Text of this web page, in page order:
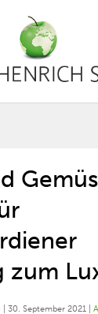
zum
|30. September 2021 |